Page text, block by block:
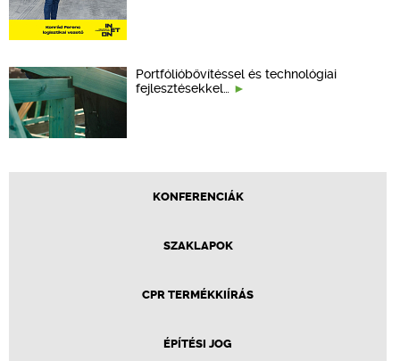
Portfólióbővítéssel és technológiai
fejlesztésekkel…
KONFERENCIÁK
SZAKLAPOK
CPR TERMÉKKIÍRÁS
ÉPÍTÉSI JOG